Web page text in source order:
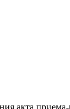
акта